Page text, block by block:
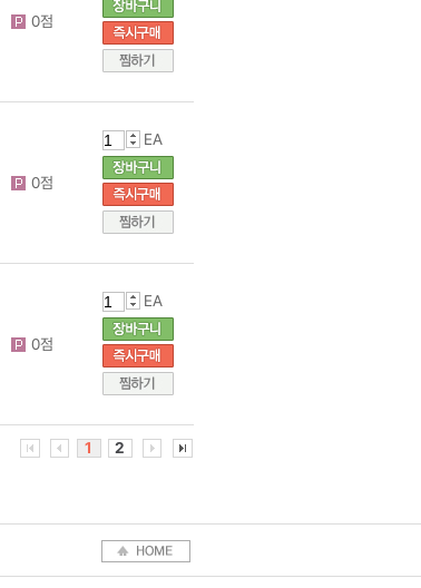
0점
0점
EA
0점
EA
1 2